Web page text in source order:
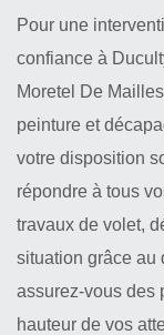
Pour une
confiance à
Moretel De
peinture et
votre disposition
répondre à tous
travaux de volet,
situation grâce au
assurez-vous des
hauteur de vos